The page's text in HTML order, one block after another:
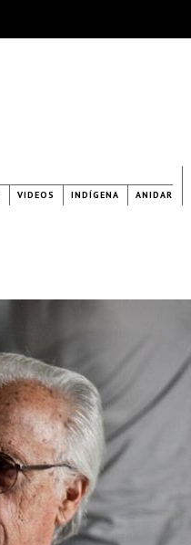
VIDEOS INDÍGENA ANIDAR